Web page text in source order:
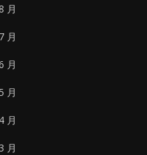
月
月
月
月
月
月